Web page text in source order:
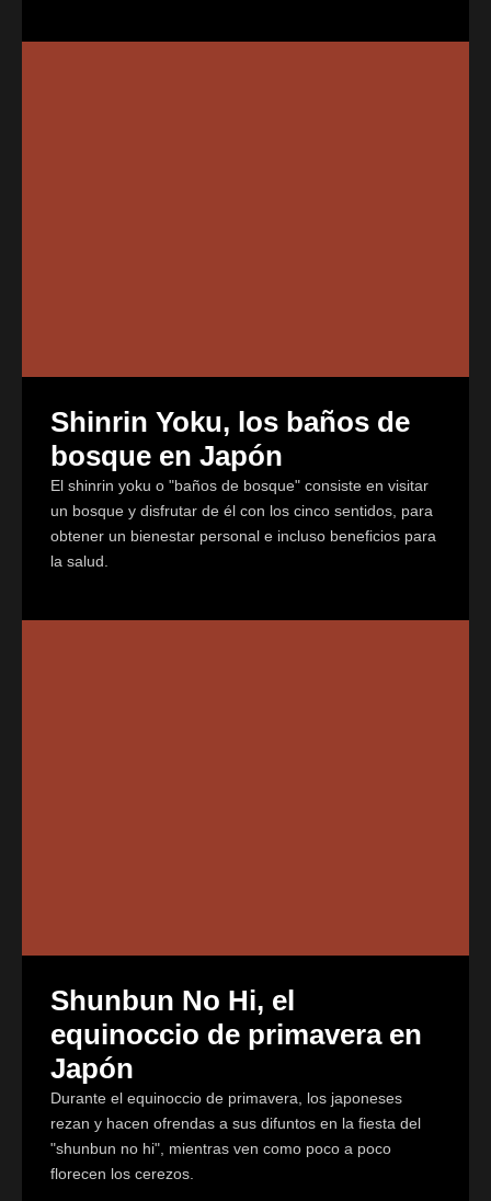
Shinrin Yoku, los baños de
bosque en Japón
El shinrin yoku o "baños de bosque" consiste en visitar
un bosque y disfrutar de él con los cinco sentidos, para
obtener un bienestar personal e incluso beneficios para
la salud.
Shunbun No Hi, el
equinoccio de primavera en
Japón
Durante el equinoccio de primavera, los japoneses
rezan y hacen ofrendas a sus difuntos en la fiesta del
"shunbun no hi", mientras ven como poco a poco
florecen los cerezos.